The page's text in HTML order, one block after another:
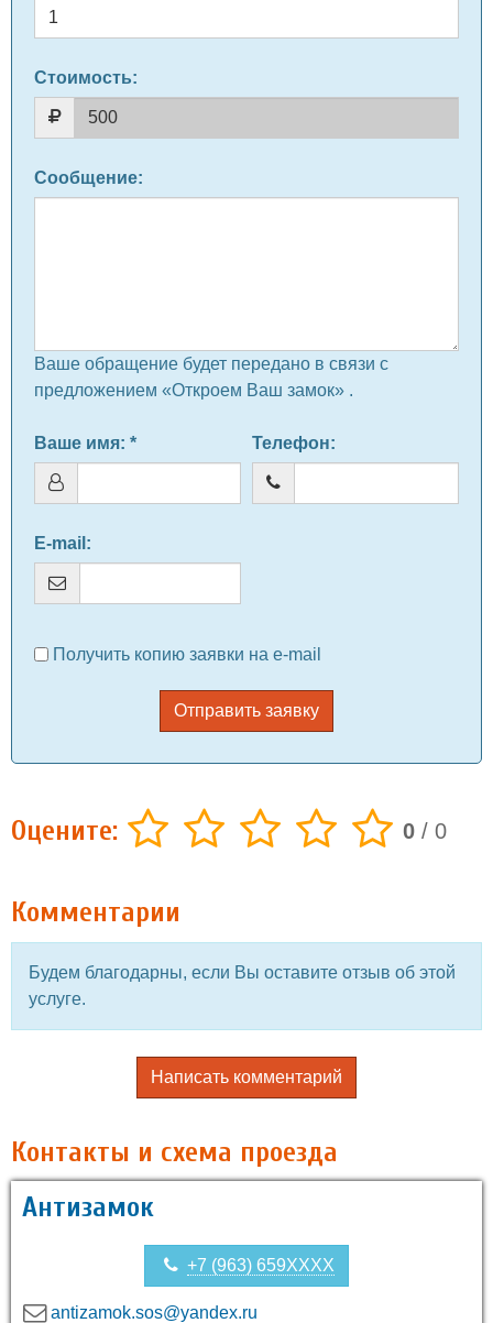
Стоимость:
Сообщение:
Ваше обращение будет передано в связи с
предложением «Откроем Ваш замок» .
Ваше имя: * Телефон:
E-mail :
Получить копию заявки на e-mail
Отправить заявку
Оцените: 0 / 0
Комментарии
Будем благодарны, если Вы оставите отзыв об этой
услуге.
Написать комментарий
Контакты и схема проезда
Антизамок
+7 (963) 659XXXX
antizamok.sos@yandex.ru